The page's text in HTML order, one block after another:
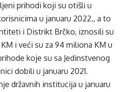
prihodi koji su otišli u
u januaru 2022., a to
i Distrikt Brčko, iznosili su
i veći su za 94 miliona KM u
koje su sa Jedinstvenog
dobili u januaru 2021.
državnih institucija u januaru